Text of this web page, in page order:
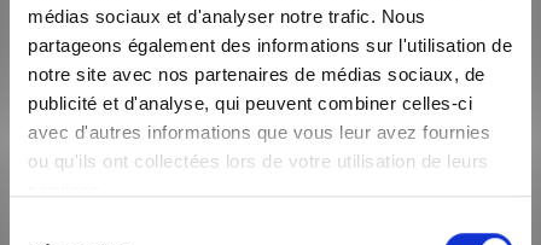
médias sociaux et d'analyser notre trafic. Nous
partageons également des informations sur l'utilisation de
notre site avec nos partenaires de médias sociaux, de
publicité et d'analyse, qui peuvent combiner celles-ci
avec d'autres informations que vous leur avez fournies
ou qu'ils ont collectées lors de votre utilisation de leurs
Plus d’informations sur les
appartements étudiants à
Lyon